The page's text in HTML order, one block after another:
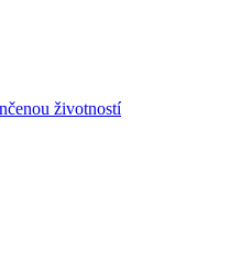
životností